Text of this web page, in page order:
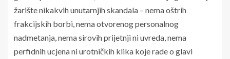
žarište nikakvih unutarnjih skandala – nema oštrih
frakcijskih borbi, nema otvorenog personalnog
nadmetanja, nema sirovih prijetnji ni uvreda, nema
perfidnih ucjena ni urotničkih klika koje rade o glavi